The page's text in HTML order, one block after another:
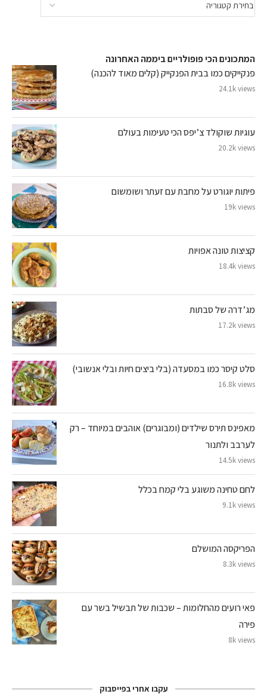
המתכונים הכי פופולריים ביממה האחרונה
פנקייקים כמו בבית הפנקייק (קלים מאוד להכנה)
24.1k views
עוגיות שוקולד צ’יפס הכי טעימות בעולם
20.2k views
פיתות יוגורט על מחבת עם זעתר ושומשום
19k views
קציצות טונה אפויות
18.4k views
מג’דרה של סבתות
17.2k views
סלט קיסר כמו במסעדה (בלי ביצים חיות ובלי אנשובי)
16.8k views
מאפינס תירס שילדים (ומבוגרים) אוהבים במיוחד – רק
לערבב ולתנור
14.5k views
לחם טחינה משוגע בלי קמח בכלל
9.1k views
הפריקסה המושלם
8.3k views
פאי רועים מהחלומות – שכבות של תבשיל בשר עם
פירה
8k views
עקבו אחרי בפייסבוק